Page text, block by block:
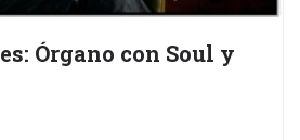
Órgano con Soul y